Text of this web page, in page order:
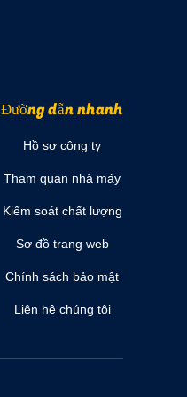
Đường dẫn nhanh
Hồ sơ công ty
Tham quan nhà máy
Kiểm soát chất lượng
Sơ đồ trang web
Chính sách bảo mật
Liên hệ chúng tôi